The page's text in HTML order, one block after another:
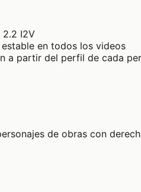
2.2 I2V
en todos los videos
a partir del perfil de cada
de obras con